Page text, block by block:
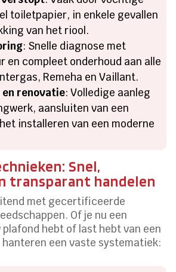
toiletpapier, in enkele gevallen
van het riool.
: Snelle diagnose met
en compleet onderhoud aan alle
Remeha en Vaillant.
renovatie: Volledige aanleg
aansluiten van een
installeren van een moderne
Snel,
transparant handelen
met gecertificeerde
Of je nu een
plafond hebt of last hebt van een
een vaste systematiek: